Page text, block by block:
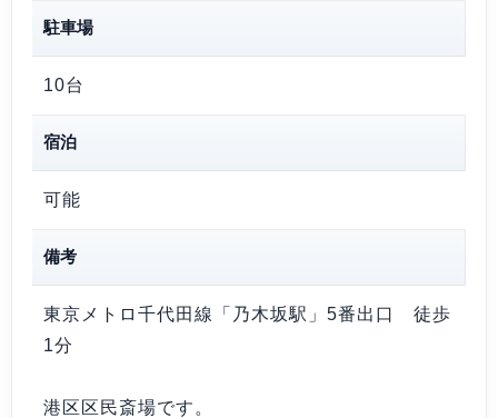
駐車場
10台
宿泊
可能
備考
東京メトロ千代田線「乃木坂駅」5番出口 徒歩
1分
港区区民斎場です。